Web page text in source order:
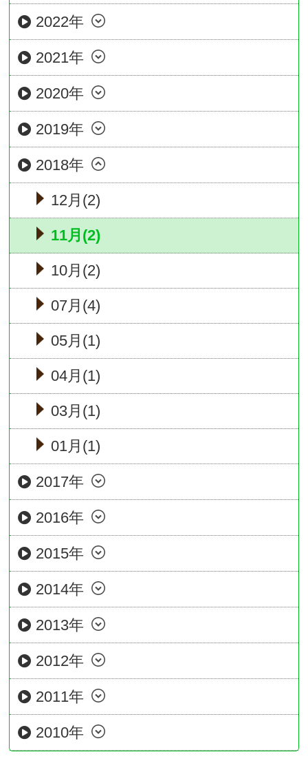
2022年
2021年
2020年
2019年
2018年
12月(2)
11月(2)
10月(2)
07月(4)
05月(1)
04月(1)
03月(1)
01月(1)
2017年
2016年
2015年
2014年
2013年
2012年
2011年
2010年